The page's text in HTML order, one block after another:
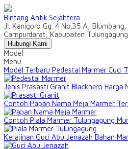
Bintang Antik Sejahtera
Jl. Kanigoro Gg. 4 No.35 A,
Campurdarat, Kabupaten
Hubungi Kami
Model
Menu
Model Terbaru Pedestal Marmer Cuci
Jenis Prasasti Granit Blacknero Harga
Contoh Papan Nama Meja Marmer
Contoh Piala Marmer Tulungagung
Kerajinan Guci Abu Jenazah Bahan